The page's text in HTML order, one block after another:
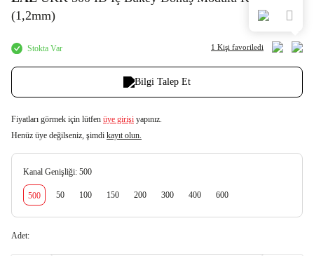
(1,2mm)
Stokta Var 1 Kişi favoriledi
Bilgi Talep Et
Fiyatları görmek için lütfen üye girişi yapınız.
Henüz üye değilseniz, şimdi kayıt olun.
Kanal Genişliği: 500
500 50 100 150 200 300 400 600
Adet: